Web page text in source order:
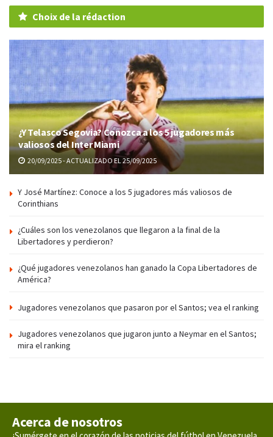
Choix de la rédaction
¿Y Telasco Segovia? Conozca a los 5 jugadores más
valiosos del Inter Miami
20/09/2025 - ACTUALIZADO EL 25/09/2025
Y José Martínez: Conoce a los 5 jugadores más valiosos de
Corinthians
¿Cuáles son los venezolanos que llegaron a la final de la
Libertadores y perdieron?
¿Qué jugadores venezolanos han ganado la Copa Libertadores de
América?
Jugadores venezolanos que pasaron por el Santos; vea el ranking
Jugadores venezolanos que jugaron junto a Neymar en el Santos;
mira el ranking
Acerca de nosotros